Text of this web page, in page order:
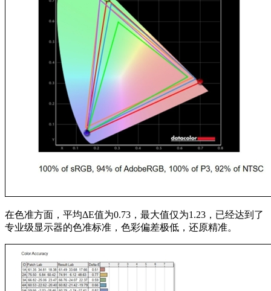
在色准方面，平均ΔE值为0.73，最大值仅为1.23，已经达到了
专业级显示器的色准标准，色彩偏差极低，还原精准。